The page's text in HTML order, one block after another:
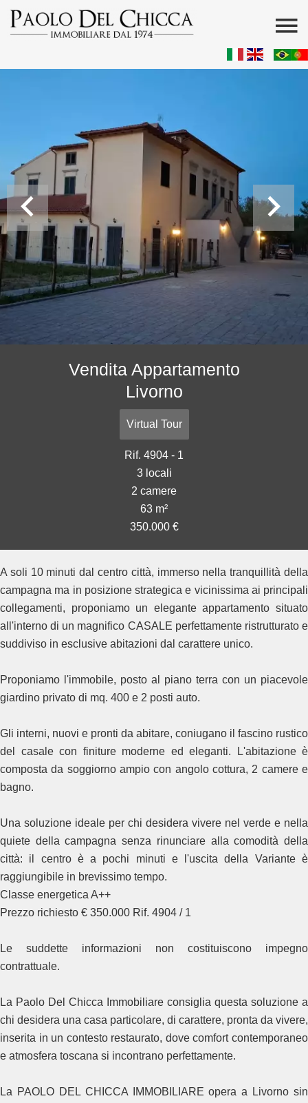
Vendita Appartamento
Livorno
Virtual Tour
Rif. 4904 - 1
3 locali
2 camere
63 m²
350.000 €
A soli 10 minuti dal centro città, immerso nella tranquillità della
campagna ma in posizione strategica e vicinissima ai principali
collegamenti, proponiamo un elegante appartamento situato
all'interno di un magnifico CASALE perfettamente ristrutturato e
suddiviso in esclusive abitazioni dal carattere unico.
Proponiamo l'immobile, posto al piano terra con un piacevole
giardino privato di mq. 400 e 2 posti auto.
Gli interni, nuovi e pronti da abitare, coniugano il fascino rustico
del casale con finiture moderne ed eleganti. L'abitazione è
composta da soggiorno ampio con angolo cottura, 2 camere e
bagno.
Una soluzione ideale per chi desidera vivere nel verde e nella
quiete della campagna senza rinunciare alla comodità della
città: il centro è a pochi minuti e l'uscita della Variante è
raggiungibile in brevissimo tempo.
Classe energetica A++
Prezzo richiesto € 350.000 Rif. 4904 / 1
Le suddette informazioni non costituiscono impegno
contrattuale.
La Paolo Del Chicca Immobiliare consiglia questa soluzione a
chi desidera una casa particolare, di carattere, pronta da vivere,
inserita in un contesto restaurato, dove comfort contemporaneo
e atmosfera toscana si incontrano perfettamente.
La PAOLO DEL CHICCA IMMOBILIARE opera a Livorno sin